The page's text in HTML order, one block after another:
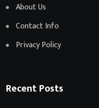
About Us
Contact Info
Privacy Policy
Recent Posts